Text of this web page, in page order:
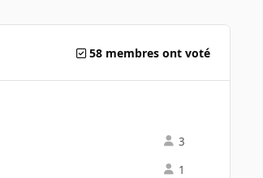
58 membres ont voté
3
1